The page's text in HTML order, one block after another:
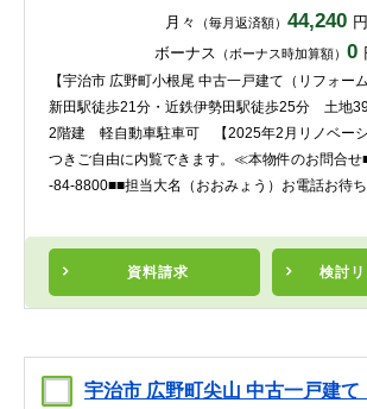
月々 （毎月返済額） 44,240 円
ボーナス （ボーナス時加算額） 0
資料請求 検討リ
【宇治市 広野町小根尾 中古一戸建て（リフォー
新田駅徒歩21分・近鉄伊勢田駅徒歩25分 土地
2階建 軽自動車駐車可 【2025年2月リノベー
つきご自由に内覧できます。≪本物件のお問合せ
-84-8800■■担当大名（おおみょう）お電話お待
宇治市 広野町尖山 中古一戸建て